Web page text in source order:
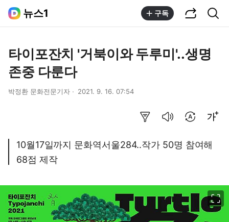
뉴스1 구독
타이포잔치 '거북이와 두루미'..생명
존중 다룬다
박정환 문화전문기자 2021. 9. 16. 07:54
10월17일까지 문화역서울284..작가 50명 참여해
68점 제작